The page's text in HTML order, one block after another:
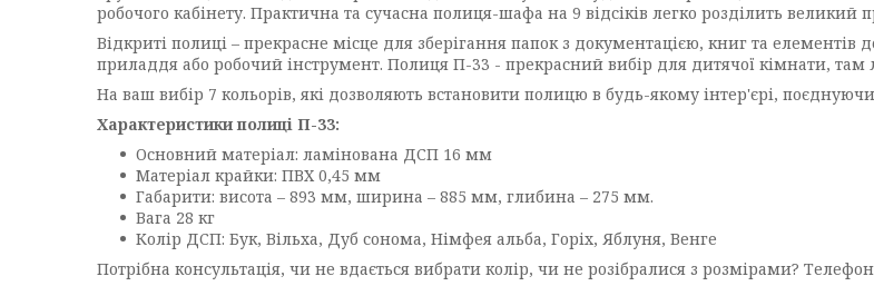
робочого кабінету. Практична та сучасна полиця-шафа на 9 відсіків легко розділить
Відкриті полиці – прекрасне місце для зберігання папок з документацією, книг та елементів
приладдя або робочий інструмент. Полиця П-33 - прекрасний вибір для дитячої кімнати, там
На ваш вибір 7 кольорів, які дозволяють встановити полицю в будь-якому інтер'єрі,
Характеристики полиці П-33:
Основний матеріал: ламінована ДСП 16 мм
Матеріал крайки: ПВХ 0,45 мм
Габарити: висота – 893 мм, ширина – 885 мм, глибина – 275 мм.
Вага 28 кг
Колір ДСП: Бук, Вільха, Дуб сонома, Німфея альба, Горіх, Яблуня, Венге
Потрібна консультація, чи не вдається вибрати колір, чи не розібралися з розмірами?